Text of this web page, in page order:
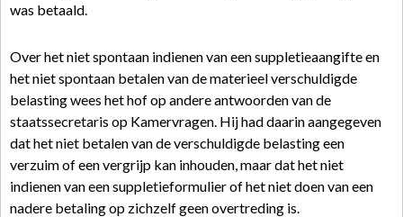
was betaald.
Over het niet spontaan indienen van een suppletieaangifte en
het niet spontaan betalen van de materieel verschuldigde
belasting wees het hof op andere antwoorden van de
staatssecretaris op Kamervragen. Hij had daarin aangegeven
dat het niet betalen van de verschuldigde belasting een
verzuim of een vergrijp kan inhouden, maar dat het niet
indienen van een suppletieformulier of het niet doen van een
nadere betaling op zichzelf geen overtreding is.